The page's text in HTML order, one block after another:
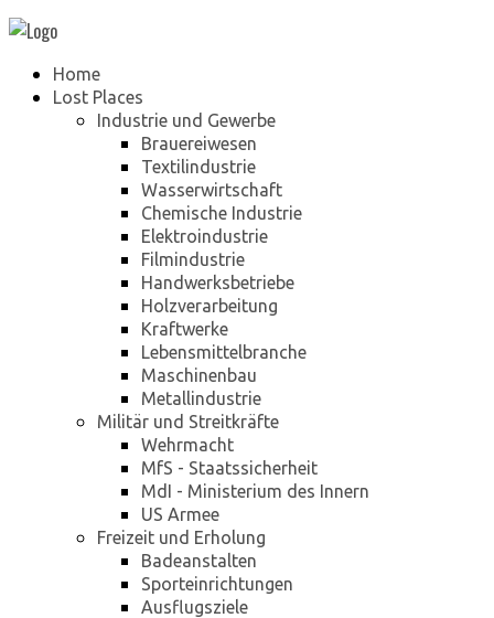
Home
Lost Places
Industrie und Gewerbe
Brauereiwesen
Textilindustrie
Wasserwirtschaft
Chemische Industrie
Elektroindustrie
Filmindustrie
Handwerksbetriebe
Holzverarbeitung
Kraftwerke
Lebensmittelbranche
Maschinenbau
Metallindustrie
Militär und Streitkräfte
Wehrmacht
MfS - Staatssicherheit
MdI - Ministerium des Innern
US Armee
Freizeit und Erholung
Badeanstalten
Sporteinrichtungen
Ausflugsziele